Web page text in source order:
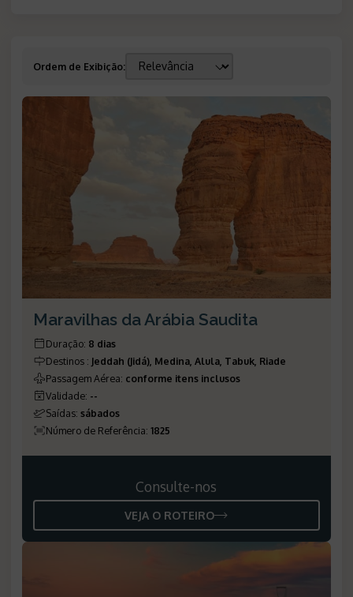
Ordem de Exibição:
Maravilhas da Arábia Saudita
Duração: 8 dias
Destinos : Jeddah (Jidá), Medina, Alula, Tabuk, Riade
Passagem Aérea: conforme itens inclusos
Validade: --
Saídas: sábados
Número de Referência: 1825
Consulte-nos
VEJA O ROTEIRO